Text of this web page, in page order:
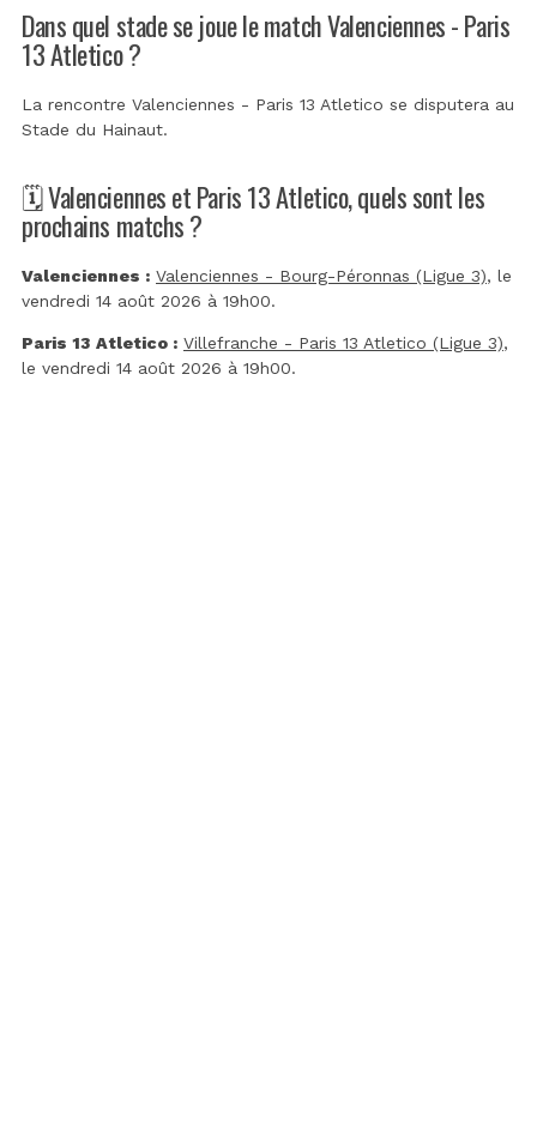
Dans quel stade se joue le match Valenciennes - Paris
13 Atletico ?
La rencontre Valenciennes - Paris 13 Atletico se disputera au
Stade du Hainaut.
🗓️ Valenciennes et Paris 13 Atletico, quels sont les
prochains matchs ?
Valenciennes : Valenciennes - Bourg-Péronnas (Ligue 3), le
vendredi 14 août 2026 à 19h00.
Paris 13 Atletico : Villefranche - Paris 13 Atletico (Ligue 3),
le vendredi 14 août 2026 à 19h00.